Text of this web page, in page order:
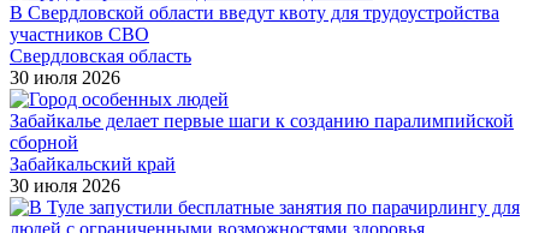
В Свердловской области введут квоту для трудоустройства
участников СВО
Свердловская область
30 июля 2026
Забайкалье делает первые шаги к созданию паралимпийской
сборной
Забайкальский край
30 июля 2026